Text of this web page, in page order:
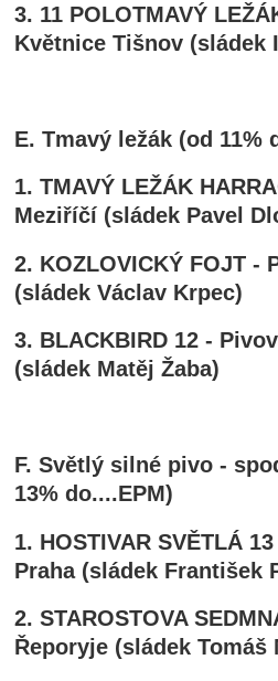
3. 11 POLOTMAVÝ
Květnice Tišnov (sládek
E. Tmavý ležák (od 11%
1. TMAVÝ LEŽÁK
Meziříčí (sládek Pavel
2. KOZLOVICKÝ FOJT -
(sládek Václav Krpec)
3. BLACKBIRD 12 -
(sládek Matěj Žaba)
F. Světlý silné pivo -
13% do....EPM)
1. HOSTIVAR SVĚTLÁ
Praha (sládek František
2. STAROSTOVA
Řeporyje (sládek Tomáš